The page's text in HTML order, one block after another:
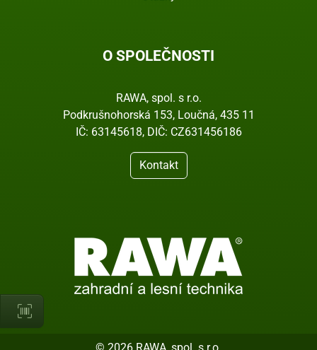
O SPOLEČNOSTI
RAWA, spol. s r.o.
Podkrušnohorská 153, Loučná, 435 11
IČ: 63145618, DIČ: CZ631456186
Kontakt